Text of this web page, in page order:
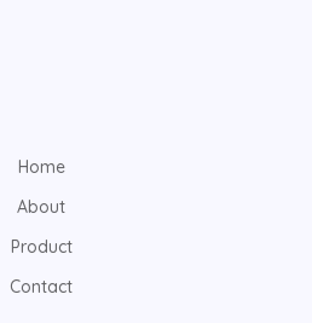
Home
About
Product
Contact